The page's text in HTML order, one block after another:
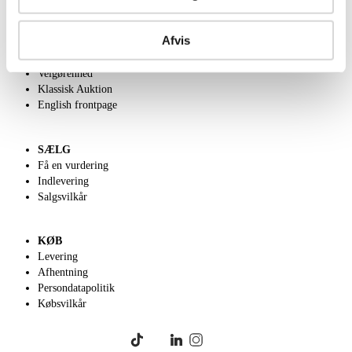
Afvis
Kontakt os
Velgørenhed
Klassisk Auktion
English frontpage
SÆLG
Få en vurdering
Indlevering
Salgsvilkår
KØB
Levering
Afhentning
Persondatapolitik
Købsvilkår